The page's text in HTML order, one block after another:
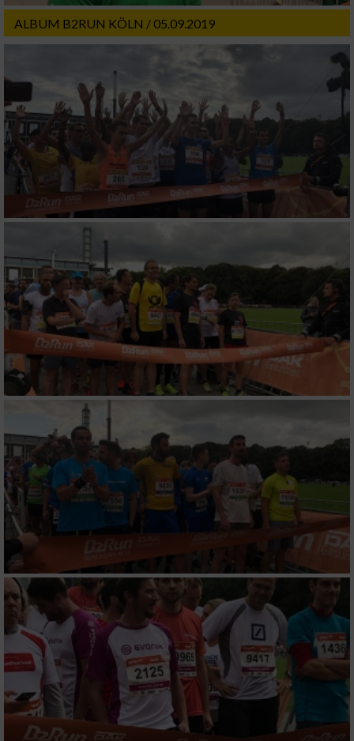
ALBUM B2RUN KÖLN / 05.09.2019